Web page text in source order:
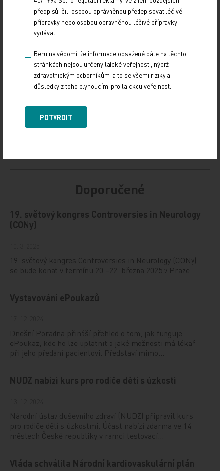
Zdroj: ČTK
Sdílejte článek
Doporučené
19. světový kongres Controversies in Neurology
(CONy)
19. světový kongres Controversies in Neurology (CONy)
se bude konat v termínu 20.–22. března 2025 v Praze.
Vystavování ePoukazů
Dnešní Poradna přináší přehled o tom, jak funguje
ePoukaz, kde ho lze uplatnit a jaké možnosti má lékař
při jeho předání pacientovi. Představí mimo…
NUDZ nabízí kurs pro rodiče dětí s úzkostí
Národní ústav duševního zdraví (NUDZ) připravil kurs
pro rodiče dětí s úzkostmi. Účast nabízí zdarma ve 14
městech České republiky v rámci testovací…
Vláda schválila Národní kardiovaskulární plán
předpisů, čili osobou oprávněnou předepisovat léčivé
přípravky nebo osobou oprávněnou léčivé přípravky
vydávat.
Beru na vědomí, že informace obsažené dále na těchto
stránkách nejsou určeny laické veřejnosti, nýbrž
zdravotnickým odborníkům, a to se všemi riziky a
důsledky z toho plynoucími pro laickou veřejnost.
POTVRDIT